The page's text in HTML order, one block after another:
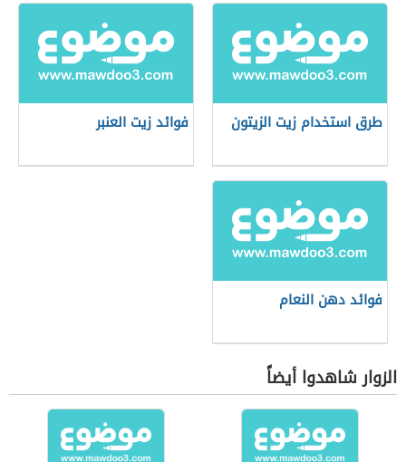
طرق استخدام زيت الزيتون فوائد زيت العنبر
فوائد دهن النعام
الزوار شاهدوا أيضاً